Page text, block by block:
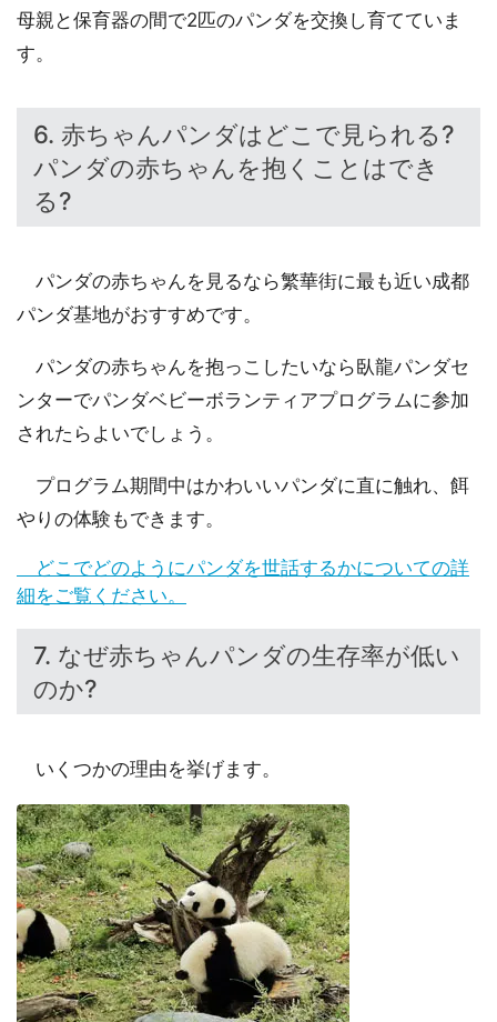
母親と保育器の間で2匹のパンダを交換し育てていま
す。
6. 赤ちゃんパンダはどこで見られる?
パンダの赤ちゃんを抱くことはでき
る?
パンダの赤ちゃんを見るなら繁華街に最も近い成都
パンダ基地がおすすめです。
パンダの赤ちゃんを抱っこしたいなら臥龍パンダセ
ンターでパンダベビーボランティアプログラムに参加
されたらよいでしょう。
プログラム期間中はかわいいパンダに直に触れ、餌
やりの体験もできます。
どこでどのようにパンダを世話するかについての詳
細をご覧ください。
7. なぜ赤ちゃんパンダの生存率が低い
のか?
いくつかの理由を挙げます。